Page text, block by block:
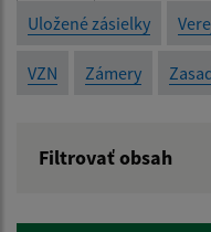
Uložené zásielky
VZN Zámery
Filtrovať obsah